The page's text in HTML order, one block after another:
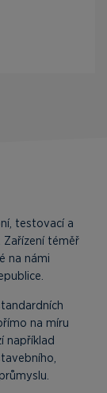
testovací a
téměř
na námi
na míru
například